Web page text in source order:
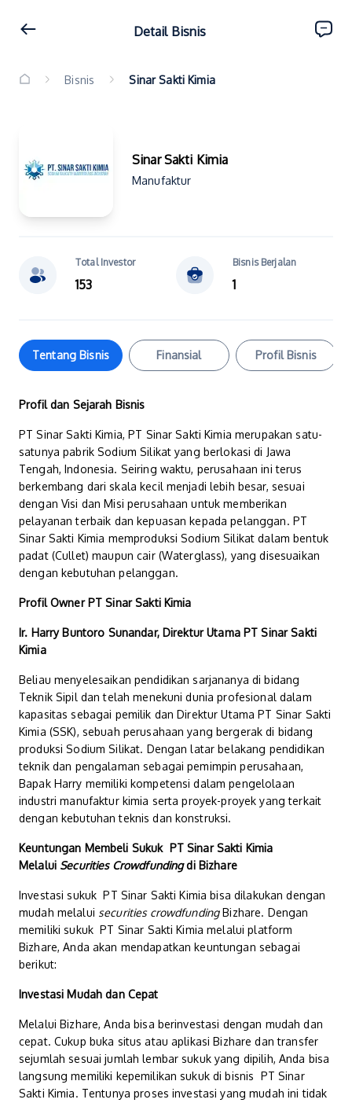
Detail Bisnis
Bisnis Sinar Sakti Kimia
Sinar Sakti Kimia
Manufaktur
Total Investor
153
Bisnis Berjalan
1
Tentang Bisnis Finansial Profil Bisnis
Profil dan Sejarah Bisnis
PT Sinar Sakti Kimia, PT Sinar Sakti Kimia merupakan satu-
satunya pabrik Sodium Silikat yang berlokasi di Jawa
Tengah, Indonesia. Seiring waktu, perusahaan ini terus
berkembang dari skala kecil menjadi lebih besar, sesuai
dengan Visi dan Misi perusahaan untuk memberikan
pelayanan terbaik dan kepuasan kepada pelanggan. PT
Sinar Sakti Kimia memproduksi Sodium Silikat dalam bentuk
padat (Cullet) maupun cair (Waterglass), yang disesuaikan
dengan kebutuhan pelanggan.
Profil Owner PT Sinar Sakti Kimia
Ir. Harry Buntoro Sunandar, Direktur Utama PT Sinar Sakti
Kimia
Beliau menyelesaikan pendidikan sarjananya di bidang
Teknik Sipil dan telah menekuni dunia profesional dalam
kapasitas sebagai pemilik dan Direktur Utama PT Sinar Sakti
Kimia (SSK), sebuah perusahaan yang bergerak di bidang
produksi Sodium Silikat. Dengan latar belakang pendidikan
teknik dan pengalaman sebagai pemimpin perusahaan,
Bapak Harry memiliki kompetensi dalam pengelolaan
industri manufaktur kimia serta proyek-proyek yang terkait
dengan kebutuhan teknis dan konstruksi.
Keuntungan Membeli Sukuk PT Sinar Sakti Kimia
Melalui Securities Crowdfundingdi Bizhare
Investasi sukuk PT Sinar Sakti Kimia bisa dilakukan dengan
mudah melalui securities crowdfundingBizhare. Dengan
memiliki sukuk PT Sinar Sakti Kimia melalui platform
Bizhare, Anda akan mendapatkan keuntungan sebagai
berikut:
Investasi Mudah dan Cepat
Melalui Bizhare, Anda bisa berinvestasi dengan mudah dan
cepat. Cukup buka situs atau aplikasi Bizhare dan transfer
sejumlah sesuai jumlah lembar sukuk yang dipilih, Anda bisa
langsung memiliki kepemilikan sukuk di bisnis PT Sinar
Sakti Kimia. Tentunya proses investasi yang mudah ini tidak